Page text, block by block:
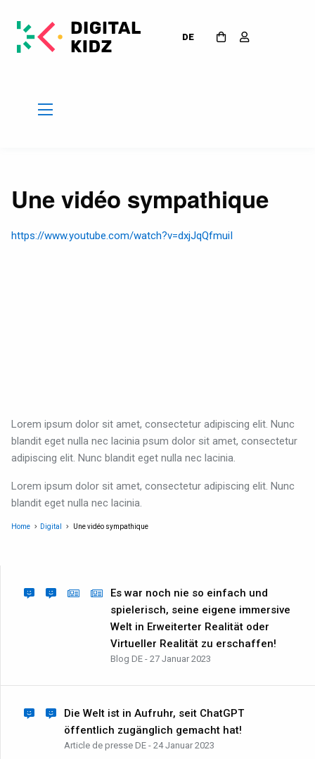
DE
Une vidéo sympathique
https://www.youtube.com/watch?v=dxjJqQfmuiI
Lorem ipsum dolor sit amet, consectetur adipiscing elit. Nunc
blandit eget nulla nec lacinia psum dolor sit amet, consectetur
adipiscing elit. Nunc blandit eget nulla nec lacinia.
Lorem ipsum dolor sit amet, consectetur adipiscing elit. Nunc
blandit eget nulla nec lacinia.
Home Digital Une vidéo sympathique
Es war noch nie so einfach und
spielerisch, seine eigene immersive
Welt in Erweiterter Realität oder
Virtueller Realität zu erschaffen!
Blog DE - 27 Januar 2023
Die Welt ist in Aufruhr, seit ChatGPT
öffentlich zugänglich gemacht hat!
Article de presse DE - 24 Januar 2023